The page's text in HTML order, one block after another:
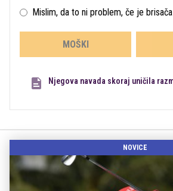
Mislim, da to ni problem, če je
MOŠKI
Njegova navada skoraj uničila
NOVICE